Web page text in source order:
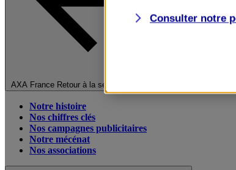
AXA France Retour à la section précédente
Notre histoire
Nos chiffres clés
Nos campagnes publicitaires
Notre mécénat
Nos associations
Consulter notre